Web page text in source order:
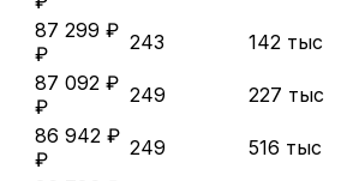
87 299 ₽
₽
243 142 тыс
87 092 ₽
₽
249 227 тыс
86 942 ₽
₽
249 516 тыс